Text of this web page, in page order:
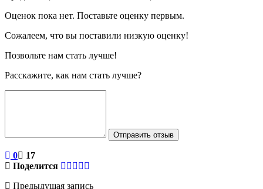
Оценок пока нет. Поставьте оценку первым.
Сожалеем, что вы поставили низкую оценку!
Позвольте нам стать лучше!
Расскажите, как нам стать лучше?
Отправить отзыв
0
17
Поделится
Предыдущая запись